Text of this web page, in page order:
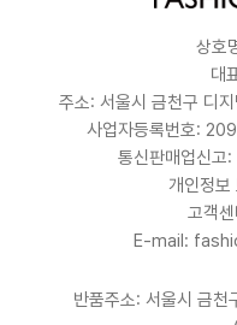
상호
대
주소: 서울시 금천구 디
사업자등록번호:
통신판매업신
개인정보
고객
E-mail:
반품주소: 서울시 금천